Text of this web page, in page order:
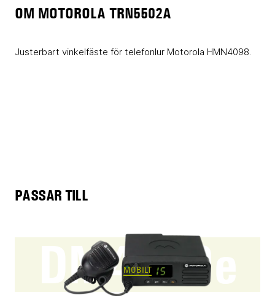
OM MOTOROLA TRN5502A
Justerbart vinkelfäste för telefonlur Motorola HMN4098.
PASSAR TILL
DM4400e
MOBILT